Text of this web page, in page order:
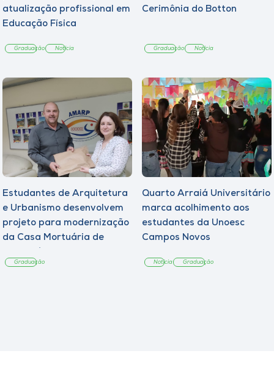
atualização profissional em
Educação Física
Graduação Notícia
Cerimônia do Botton
Graduação Notícia
Estudantes de Arquitetura
e Urbanismo desenvolvem
projeto para modernização
da Casa Mortuária de
Graduação
Quarto Arraiá Universitário
marca acolhimento aos
estudantes da Unoesc
Campos Novos
Notícia Graduação